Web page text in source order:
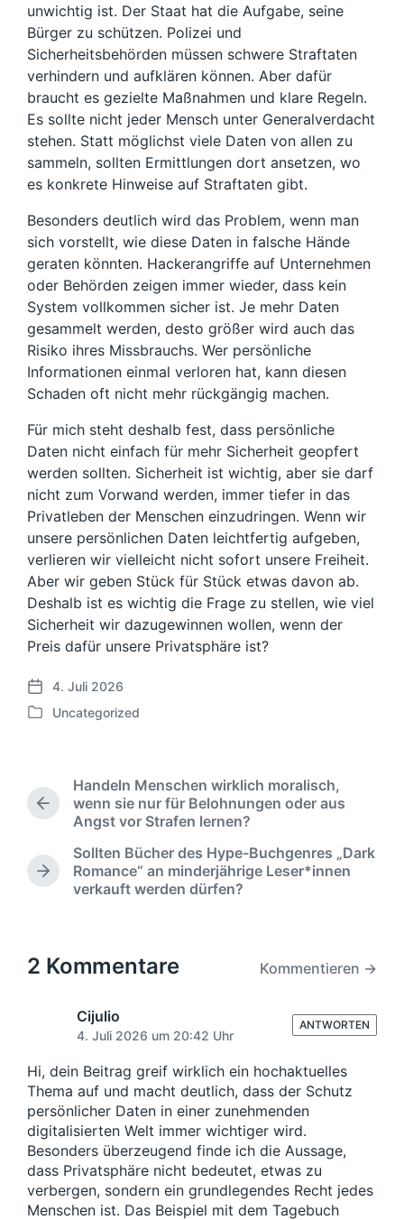
unwichtig ist. Der Staat hat die Aufgabe, seine
Bürger zu schützen. Polizei und
Sicherheitsbehörden müssen schwere Straftaten
verhindern und aufklären können. Aber dafür
braucht es gezielte Maßnahmen und klare Regeln.
Es sollte nicht jeder Mensch unter Generalverdacht
stehen. Statt möglichst viele Daten von allen zu
sammeln, sollten Ermittlungen dort ansetzen, wo
es konkrete Hinweise auf Straftaten gibt.
Besonders deutlich wird das Problem, wenn man
sich vorstellt, wie diese Daten in falsche Hände
geraten könnten. Hackerangriffe auf Unternehmen
oder Behörden zeigen immer wieder, dass kein
System vollkommen sicher ist. Je mehr Daten
gesammelt werden, desto größer wird auch das
Risiko ihres Missbrauchs. Wer persönliche
Informationen einmal verloren hat, kann diesen
Schaden oft nicht mehr rückgängig machen.
Für mich steht deshalb fest, dass persönliche
Daten nicht einfach für mehr Sicherheit geopfert
werden sollten. Sicherheit ist wichtig, aber sie darf
nicht zum Vorwand werden, immer tiefer in das
Privatleben der Menschen einzudringen. Wenn wir
unsere persönlichen Daten leichtfertig aufgeben,
verlieren wir vielleicht nicht sofort unsere Freiheit.
Aber wir geben Stück für Stück etwas davon ab.
Deshalb ist es wichtig die Frage zu stellen, wie viel
Sicherheit wir dazugewinnen wollen, wenn der
Preis dafür unsere Privatsphäre ist?
V
e
e
l
n
u
m
4. Juli 2026
V
f
f
t
t
Uncategorized
V
h
e
e
r
a
g
:
Handeln Menschen wirklich moralisch,
wenn sie nur für Belohnungen oder aus
Angst vor Strafen lernen?
N
t
r
a
g
:
Sollten Bücher des Hype-Buchgenres „Dark
Romance“ an minderjährige Leser*innen
verkauft werden dürfen?
2 Kommentare Kommentieren →
Cijulio
4. Juli 2026 um 20:42 Uhr
Hi, dein Beitrag greif wirklich ein hochaktuelles
Thema auf und macht deutlich, dass der Schutz
persönlicher Daten in einer zunehmenden
digitalisierten Welt immer wichtiger wird.
Besonders überzeugend finde ich die Aussage,
dass Privatsphäre nicht bedeutet, etwas zu
verbergen, sondern ein grundlegendes Recht jedes
Menschen ist. Das Beispiel mit dem Tagebuch
ANTWORTEN